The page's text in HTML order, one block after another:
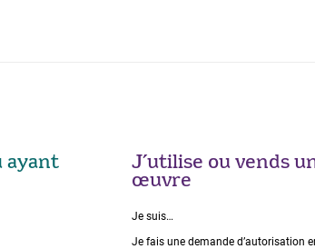
ayant
J’utilise ou vends
œuvre
Je suis…
Je fais une demande dʼautorisation